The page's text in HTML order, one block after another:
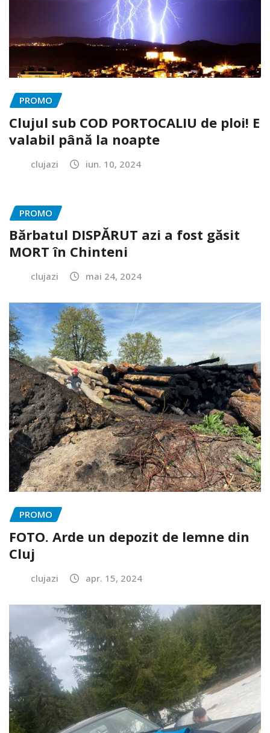
PROMO
Clujul sub COD PORTOCALIU de ploi! E
valabil până la noapte
clujazi iun. 10, 2024
PROMO
Bărbatul DISPĂRUT azi a fost găsit
MORT în Chinteni
clujazi mai 24, 2024
PROMO
FOTO. Arde un depozit de lemne din
Cluj
clujazi apr. 15, 2024